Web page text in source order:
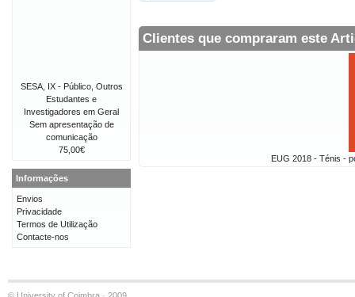
Clientes que compraram este
EUG 2018 - Ténis -
SESA, IX - Público, Outros
Estudantes e
Investigadores em Geral
Sem apresentação de
comunicação
75,00€
Informações
Envios
Privacidade
Termos de Utilização
Contacte-nos